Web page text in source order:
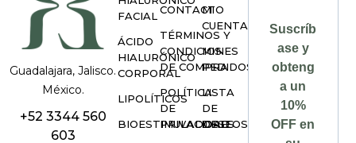
Guadalajara, Jalisco.
México.
+52 3344 560
603
FACIAL
ÁCIDO
HIALURÓNICO
CORPORAL
LIPOLÍTICOS
BIOESTIMULADORES
CONTACTO
TÉRMINOS Y
CONDICIONES
DE COMPRA
POLÍTICA
DE
PRIVACIDAD
MI
CUENTA
MIS
PEDIDOS
LISTA
DE
DESEOS
Suscríb
ase y
obteng
a un
10%
OFF en